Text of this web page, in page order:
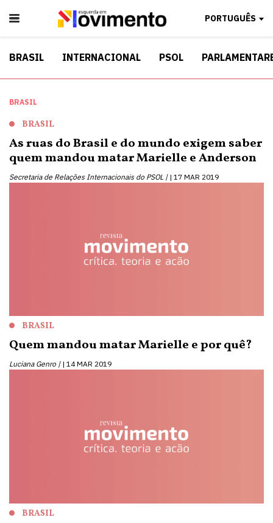
PORTUGUÊS
BRASIL INTERNACIONAL PSOL
BRASIL
BRASIL
As ruas do Brasil e do mundo exigem saber
quem mandou matar Marielle e Anderson
Secretaria de Relações Internacionais do PSOL | 17 MAR 2019
BRASIL
Quem mandou matar Marielle e por quê?
Luciana Genro | 14 MAR 2019
BRASIL